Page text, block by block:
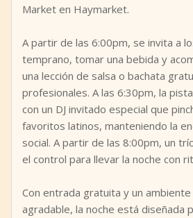
Market en Haymarket.
A partir de las 6:00pm, se invita a
temprano, tomar una bebida y
una lección de salsa o bachata
profesionales. A las 6:30pm, la
con un DJ invitado especial que
favoritos latinos, manteniendo la
social. A partir de las 8:00pm, un
el control para llevar la noche con
Con entrada gratuita y un
agradable, la noche está diseñada